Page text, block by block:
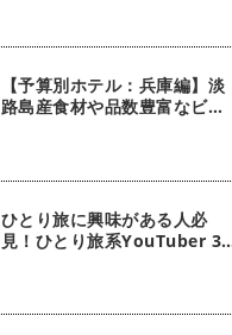
【予算別ホテル：兵庫編】淡
路島産食材や品数豊富なビュ
ひとり旅に興味がある人必
見！ひとり旅系YouTuber 3